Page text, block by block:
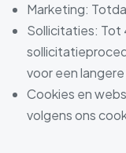
Marketing:
Sollicitaties: Tot
voor een langere
Cookies en
volgens ons